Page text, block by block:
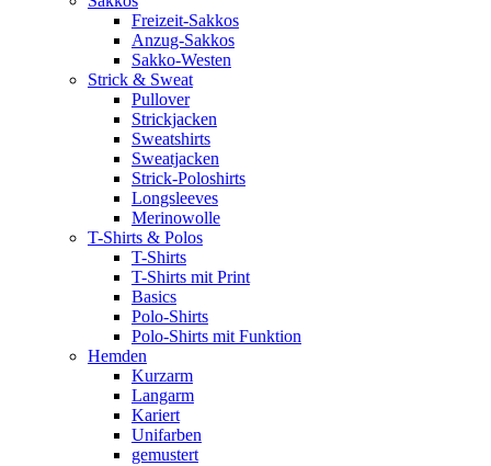
Freizeit-Sakkos
Anzug-Sakkos
Sakko-Westen
Strick & Sweat
Pullover
Strickjacken
Sweatshirts
Sweatjacken
Strick-Poloshirts
Longsleeves
Merinowolle
T-Shirts & Polos
T-Shirts
T-Shirts mit Print
Basics
Polo-Shirts
Polo-Shirts mit Funktion
Hemden
Kurzarm
Langarm
Kariert
Unifarben
gemustert